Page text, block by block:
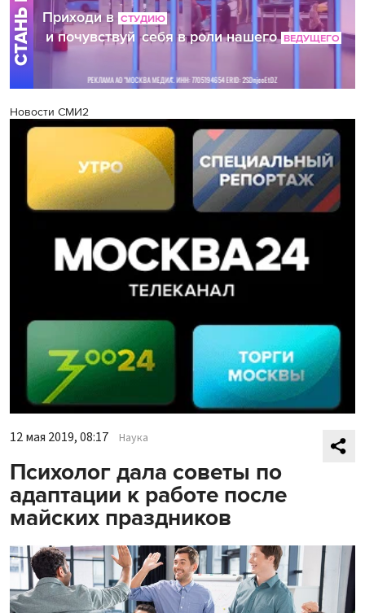
Новости СМИ2
12 мая 2019, 08:17 Наука
Психолог дала советы по
адаптации к работе после
майских праздников